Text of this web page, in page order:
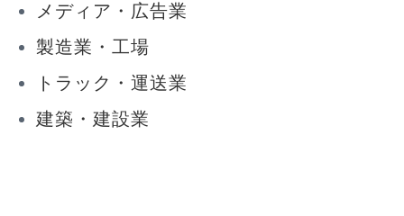
メディア・広告業
製造業・工場
トラック・運送業
建築・建設業